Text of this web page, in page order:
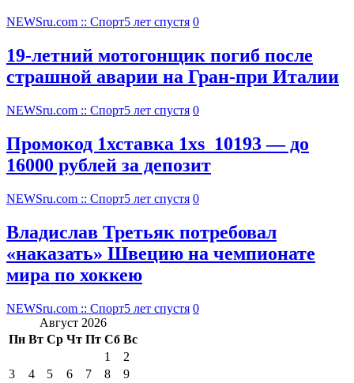
NEWSru.com :: Спорт5 лет спустя 0
19-летний мотогонщик погиб после
страшной аварии на Гран-при Италии
NEWSru.com :: Спорт5 лет спустя 0
Промокод 1хставка 1xs_10193 — до
16000 рублей за депозит
NEWSru.com :: Спорт5 лет спустя 0
Владислав Третьяк потребовал
«наказать» Швецию на чемпионате
мира по хоккею
NEWSru.com :: Спорт5 лет спустя 0
Август 2026
Пн Вт Ср Чт Пт Сб Вс
1
2
3
4 5 6 7 8
9